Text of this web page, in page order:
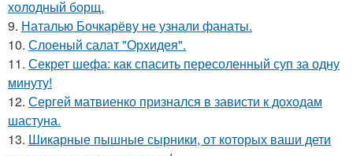
холодный борщ.
9. Наталью Бочкарёву не узнали фанаты.
10. Слоеный салат "Орхидея".
11. Секрет шефа: как спасить пересоленный суп за одну
минуту!
12. Сергей матвиенко признался в зависти к доходам
шастуна.
13. Шикарные пышные сырники, от которых ваши дети